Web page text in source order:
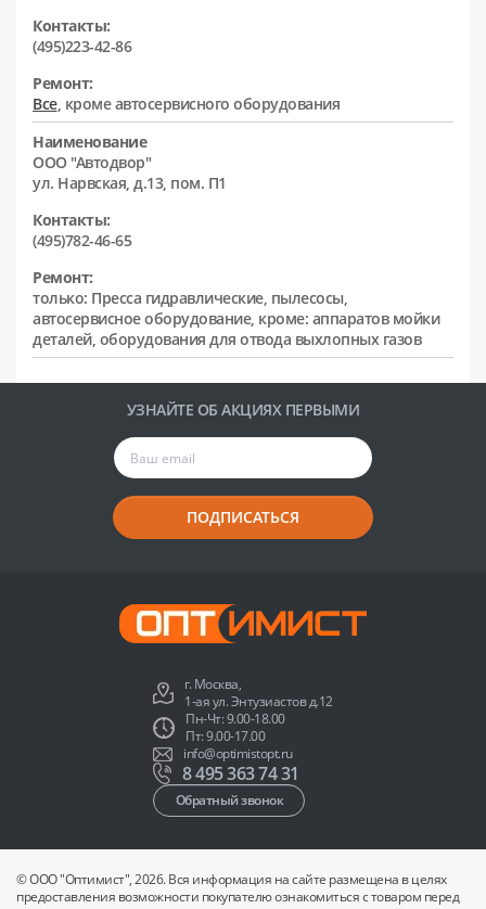
Контакты:
(495)223-42-86
Ремонт:
Все, кроме автосервисного оборудования
Наименование
ООО "Автодвор"
ул. Нарвская, д.13, пом. П1
Контакты:
(495)782-46-65
Ремонт:
только: Пресса гидравлические, пылесосы,
автосервисное оборудование, кроме: аппаратов мойки
деталей, оборудования для отвода выхлопных газов
УЗНАЙТЕ ОБ АКЦИЯХ ПЕРВЫМИ
ПОДПИСАТЬСЯ
г. Москва,
1-ая ул. Энтузиастов д.12
Пн-Чт: 9.00-18.00
Пт: 9.00-17.00
info@optimistopt.ru
8 495 363 74 31
Обратный звонок
© ООО "Оптимист", 2026. Вся информация на сайте размещена в целях
предоставления возможности покупателю ознакомиться с товаром перед